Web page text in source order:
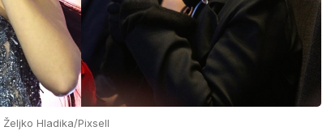
Hladika/Pixsell